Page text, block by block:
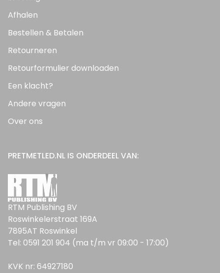
Afhalen
Bestellen & Betalen
Retourneren
Retourformulier downloaden
Een klacht?
Andere vragen
Over ons
PRETMETLED.NL IS ONDERDEEL VAN:
RTM Publishing BV
Roswinkelerstraat 169A
7895AT Roswinkel
Tel: 0591 201 904 (ma t/m vr 09:00 - 17:00)
KVK nr: 64927180